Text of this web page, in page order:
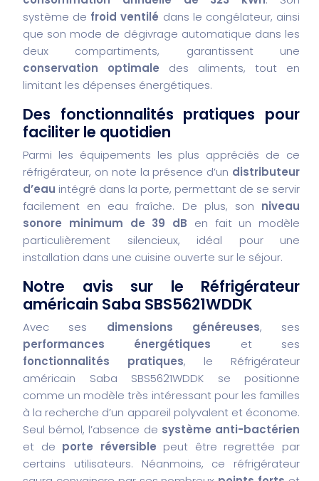
système de froid ventilé dans le congélateur, ainsi
que son mode de dégivrage automatique dans les
deux compartiments, garantissent une
conservation optimale des aliments, tout en
limitant les dépenses énergétiques.
Des fonctionnalités pratiques pour
faciliter le quotidien
Parmi les équipements les plus appréciés de ce
réfrigérateur, on note la présence d’un distributeur
d’eau intégré dans la porte, permettant de se servir
facilement en eau fraîche. De plus, son niveau
sonore minimum de 39 dB en fait un modèle
particulièrement silencieux, idéal pour une
installation dans une cuisine ouverte sur le séjour.
Notre avis sur le Réfrigérateur
américain Saba SBS5621WDDK
Avec ses dimensions généreuses, ses
performances énergétiques et ses
fonctionnalités pratiques, le Réfrigérateur
américain Saba SBS5621WDDK se positionne
comme un modèle très intéressant pour les familles
à la recherche d’un appareil polyvalent et économe.
Seul bémol, l’absence de système anti-bactérien
et de porte réversible peut être regrettée par
certains utilisateurs. Néanmoins, ce réfrigérateur